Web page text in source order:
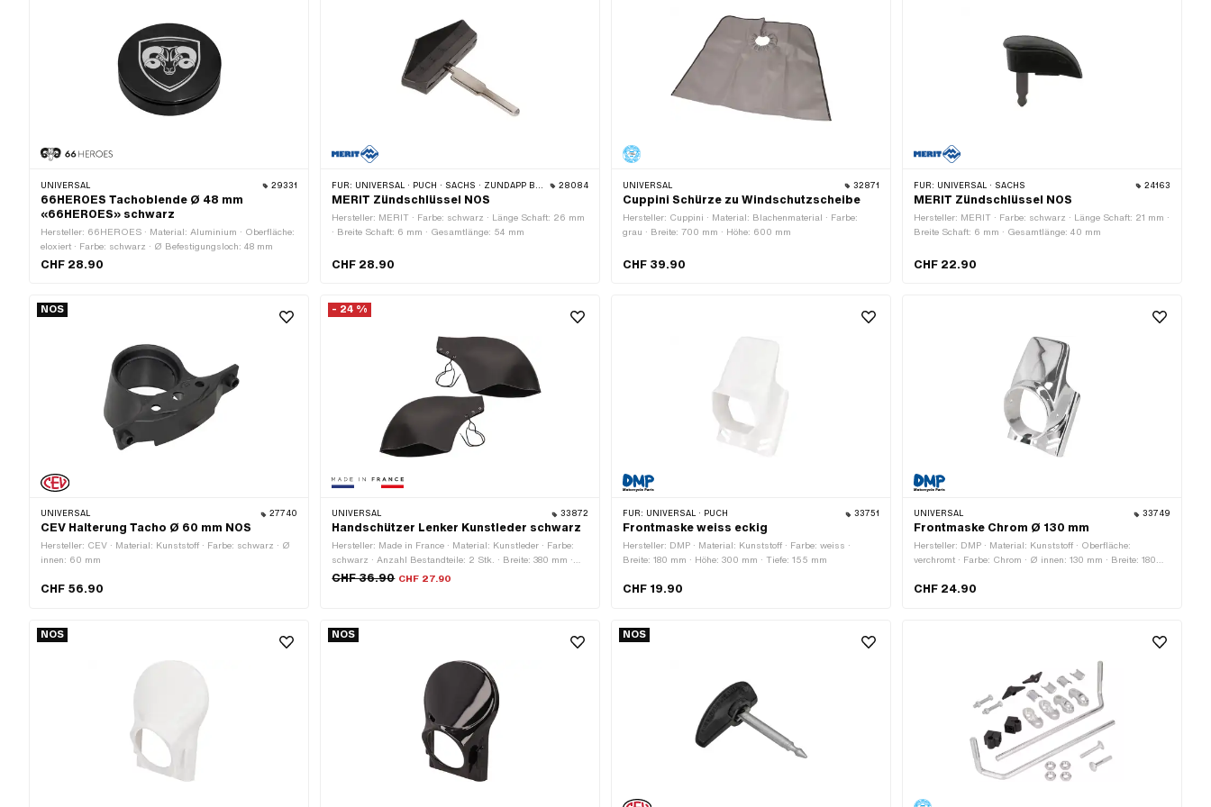
UNIVERSAL 29331
66HEROES Tachoblende Ø 48 mm
«66HEROES» schwarz
Hersteller: 66HEROES · Material: Aluminium · Oberfläche:
eloxiert · Farbe: schwarz · Ø Befestigungsloch: 48 mm
CHF 28.90
FÜR: UNIVERSAL · PUCH · SACHS · ZÜNDAPP BELMONDO 28084
MERIT Zündschlüssel NOS
Hersteller: MERIT · Farbe: schwarz · Länge Schaft: 26 mm
· Breite Schaft: 6 mm · Gesamtlänge: 54 mm
CHF 28.90
UNIVERSAL 32871
Cuppini Schürze zu Windschutzscheibe
Hersteller: Cuppini · Material: Blachenmaterial · Farbe:
grau · Breite: 700 mm · Höhe: 600 mm
CHF 39.90
FÜR: UNIVERSAL · SACHS 24163
MERIT Zündschlüssel NOS
Hersteller: MERIT · Farbe: schwarz · Länge Schaft: 21 mm ·
Breite Schaft: 6 mm · Gesamtlänge: 40 mm
CHF 22.90
NOS
UNIVERSAL 27740
CEV Halterung Tacho Ø 60 mm NOS
Hersteller: CEV · Material: Kunststoff · Farbe: schwarz · Ø
innen: 60 mm
CHF 56.90
- 24 %
UNIVERSAL 33872
Handschützer Lenker Kunstleder schwarz
Hersteller: Made in France · Material: Kunstleder · Farbe:
schwarz · Anzahl Bestandteile: 2 Stk. · Breite: 380 mm ·
Gesamtlänge: 290 mm
CHF 36.90 CHF 27.90
FÜR: UNIVERSAL · PUCH 33751
Frontmaske weiss eckig
Hersteller: DMP · Material: Kunststoff · Farbe: weiss ·
Breite: 180 mm · Höhe: 300 mm · Tiefe: 155 mm
CHF 19.90
UNIVERSAL 33749
Frontmaske Chrom Ø 130 mm
Hersteller: DMP · Material: Kunststoff · Oberfläche:
verchromt · Farbe: Chrom · Ø innen: 130 mm · Breite: 180
CHF 24.90
NOS NOS NOS